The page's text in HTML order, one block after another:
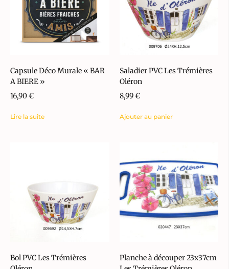
Capsule Déco Murale « BAR
A BIERE »
16,90€
Lire la suite
Saladier PVC Les Trémières
Oléron
8,99€
Ajouter au panier
Bol PVC Les Trémières
Planche à découper 23x37cm